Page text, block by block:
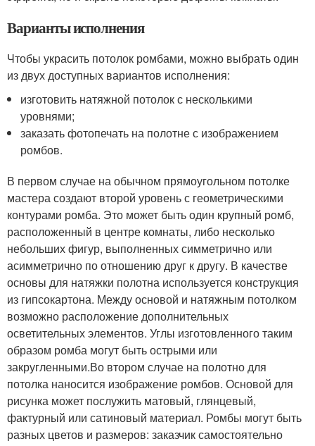
Варианты исполнения
Чтобы украсить потолок ромбами, можно выбрать один
из двух доступных вариантов исполнения:
изготовить натяжной потолок с несколькими
уровнями;
заказать фотопечать на полотне с изображением
ромбов.
В первом случае на обычном прямоугольном потолке
мастера создают второй уровень с геометрическими
контурами ромба. Это может быть один крупный ромб,
расположенный в центре комнаты, либо несколько
небольших фигур, выполненных симметрично или
асимметрично по отношению друг к другу. В качестве
основы для натяжки полотна используется конструкция
из гипсокартона. Между основой и натяжным потолком
возможно расположение дополнительных
осветительных элементов. Углы изготовленного таким
образом ромба могут быть острыми или
закругленными.Во втором случае на полотно для
потолка наносится изображение ромбов. Основой для
рисунка может послужить матовый, глянцевый,
фактурный или сатиновый материал. Ромбы могут быть
разных цветов и размеров: заказчик самостоятельно